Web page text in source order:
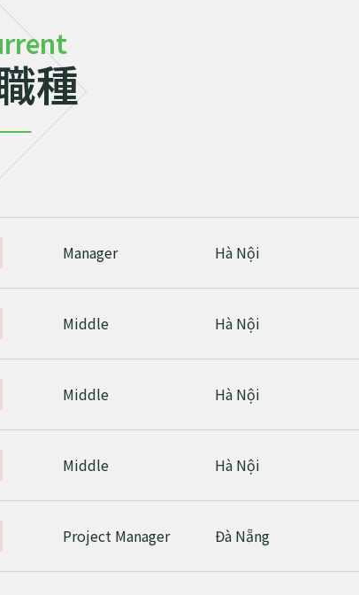
種
Manager Hà Nội
Middle Hà Nội
Middle Hà Nội
Middle Hà Nội
Project Manager Đà Nẵng